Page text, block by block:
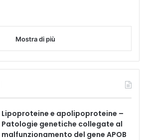
Mostra di più
Lipoproteine e apolipoproteine –
Patologie genetiche collegate al
malfunzionamento del gene APOB